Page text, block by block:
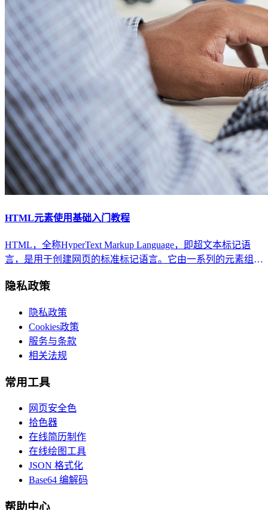
HTML元素使用基础入门教程
HTML，全称HyperText Markup Language，即超文本标记语
言，是用于创建网页的标准标记语言。它由一系列的元素组
隐私政策
隐私政策
Cookies政策
服务与条款
相关法规
常用工具
网页安全色
拾色器
在线简历制作
在线绘图工具
JSON 格式化
Base64 编解码
帮助中心